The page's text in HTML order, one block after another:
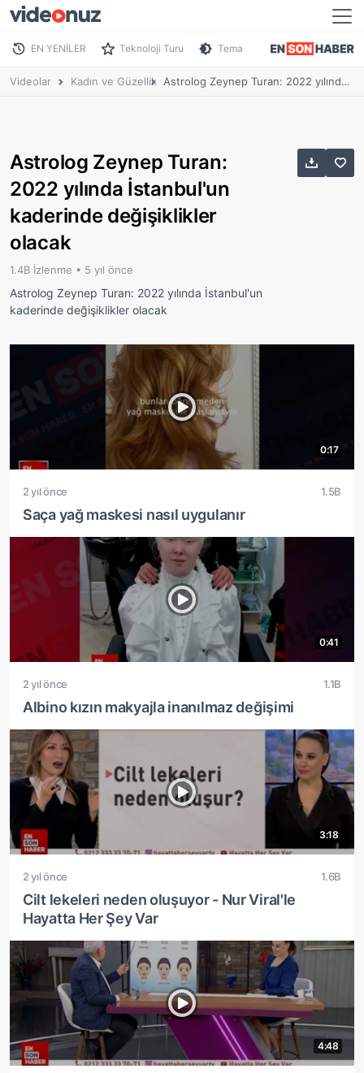
EN YENİLER Teknoloji Turu Tema
Videolar Kadın ve Güzellik Astrolog Zeynep Turan: 2022 yılında İstanbul'un kaderinde değişiklikler olacak
Astrolog Zeynep Turan:
2022 yılında İstanbul'un
kaderinde değişiklikler
olacak
1.4B İzlenme • 5 yıl önce
Astrolog Zeynep Turan: 2022 yılında İstanbul'un
kaderinde değişiklikler olacak
0:17
2 yıl önce 1.5B
Saça yağ maskesi nasıl uygulanır
0:41
2 yıl önce 1.1B
Albino kızın makyajla inanılmaz değişimi
3:18
2 yıl önce 1.6B
Cilt lekeleri neden oluşuyor - Nur Viral'le
Hayatta Her Şey Var
4:48